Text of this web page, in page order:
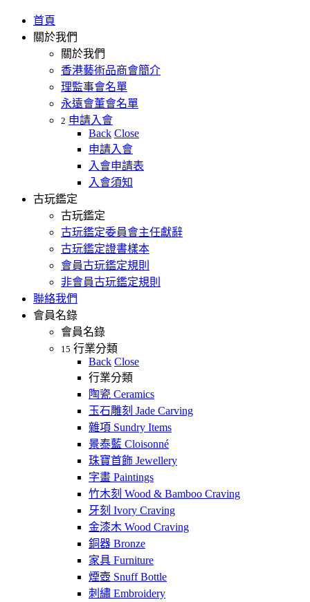
首頁
關於我們
關於我們
香港藝術品商會簡介
理監事會名單
永遠會董會名單
2 申請入會
Back Close
申請入會
入會申請表
入會須知
古玩鑑定
古玩鑑定
古玩鑑定委員會主任獻辭
古玩鑑定證書樣本
會員古玩鑑定規則
非會員古玩鑑定規則
聯絡我們
會員名錄
會員名錄
15 行業分類
Back Close
行業分類
陶瓷 Ceramics
玉石雕刻 Jade Carving
雜項 Sundry Items
景泰藍 Cloisonné
珠寶首飾 Jewellery
字畫 Paintings
竹木刻 Wood & Bamboo Craving
牙刻 Ivory Craving
金漆木 Wood Craving
銅器 Bronze
家具 Furniture
煙壺 Snuff Bottle
刺繡 Embroidery